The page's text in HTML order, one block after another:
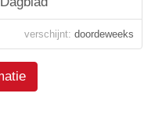
verschijnt: doordeweeks